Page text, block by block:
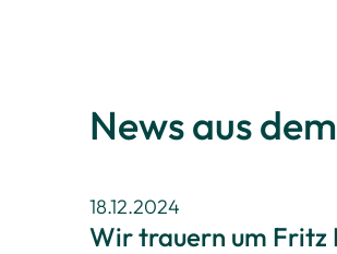
News aus
18.12.2024
Wir trauern um Fritz